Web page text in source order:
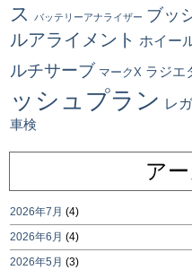
ス
バッテリーアナライザー ブッ
ルアライメント ホイー
ルチサーブ マークX ラジエ
ッシュプラン レ
車検
ア
2026年7月 (4)
2026年6月 (4)
2026年5月 (3)